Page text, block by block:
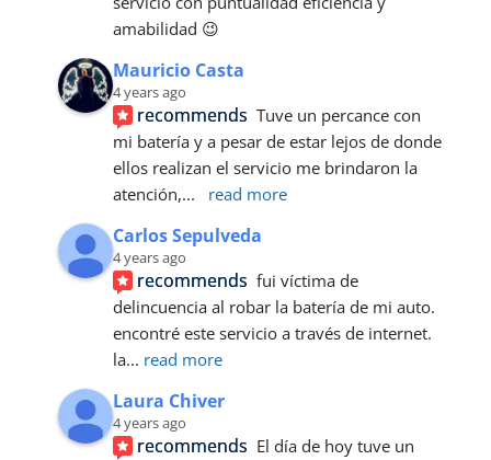
amabilidad 😉
Mauricio Casta
4 years ago
recommends Tuve un percance con
mi batería y a pesar de estar lejos de donde
ellos realizan el servicio me brindaron la
atención,... read more
Carlos Sepulveda
4 years ago
recommends fui víctima de
delincuencia al robar la batería de mi auto.
encontré este servicio a través de internet.
la... read more
Laura Chiver
4 years ago
recommends El día de hoy tuve un